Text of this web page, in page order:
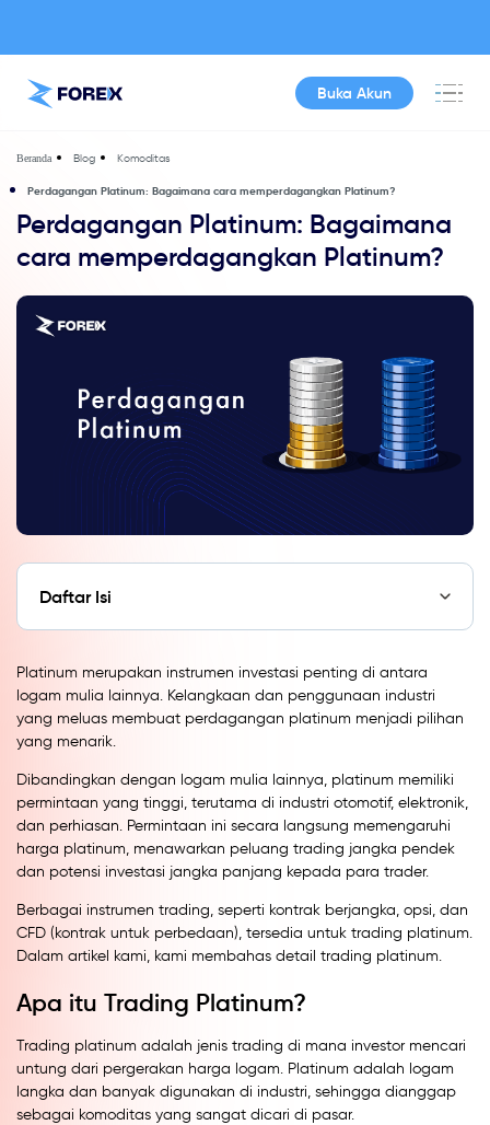
Buka Akun
Beranda Blog Komoditas
Perdagangan Platinum: Bagaimana cara memperdagangkan Platinum?
Perdagangan Platinum: Bagaimana
cara memperdagangkan Platinum?
Daftar Isi
Platinum merupakan instrumen investasi penting di antara
logam mulia lainnya. Kelangkaan dan penggunaan industri
yang meluas membuat perdagangan platinum menjadi pilihan
yang menarik.
Dibandingkan dengan logam mulia lainnya, platinum memiliki
permintaan yang tinggi, terutama di industri otomotif, elektronik,
dan perhiasan. Permintaan ini secara langsung memengaruhi
harga platinum, menawarkan peluang trading jangka pendek
dan potensi investasi jangka panjang kepada para trader.
Berbagai instrumen trading, seperti kontrak berjangka, opsi, dan
CFD (kontrak untuk perbedaan), tersedia untuk trading platinum.
Dalam artikel kami, kami membahas detail trading platinum.
Apa itu Trading Platinum?
Trading platinum adalah jenis trading di mana investor mencari
untung dari pergerakan harga logam. Platinum adalah logam
langka dan banyak digunakan di industri, sehingga dianggap
sebagai komoditas yang sangat dicari di pasar.